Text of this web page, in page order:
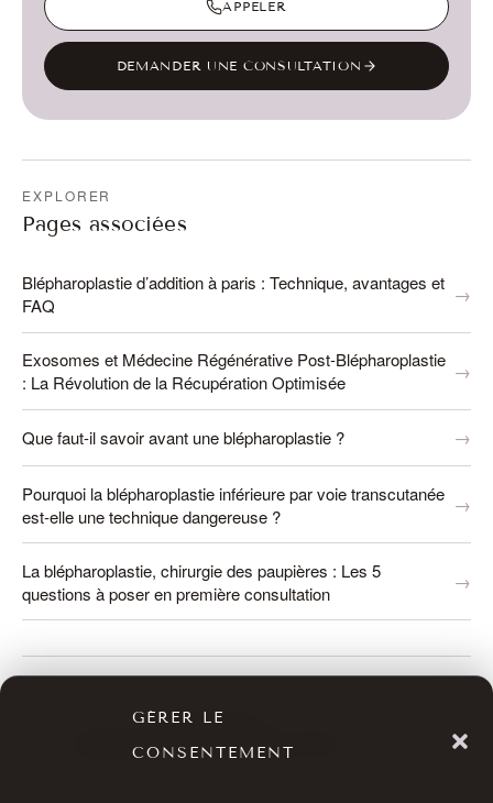
GÉRER LE
CONSENTEMENT
APPELER
DEMANDER UNE CONSULTATION
EXPLORER
Pages associées
Blépharoplastie d’addition à paris : Technique, avantages et
FAQ
Exosomes et Médecine Régénérative Post-Blépharoplastie
: La Révolution de la Récupération Optimisée
Que faut-il savoir avant une blépharoplastie ?
Pourquoi la blépharoplastie inférieure par voie transcutanée
est-elle une technique dangereuse ?
La blépharoplastie, chirurgie des paupières : Les 5
questions à poser en première consultation
Rédigé et relu par leDr Bernard Hayot
10003926226( voir le parcours professionnel